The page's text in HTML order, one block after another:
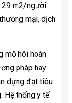
29 m2/người.
mại, dịch
mồ hôi hoàn
pháp hay
dựng đạt tiêu
Hệ thống y tế